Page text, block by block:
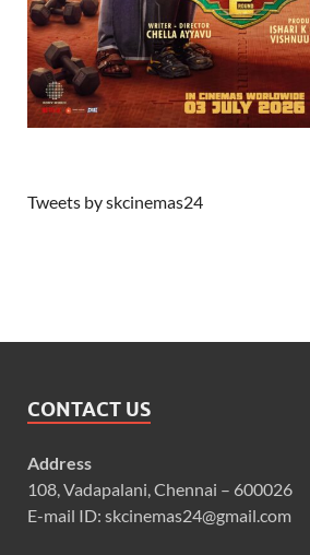
Tweets by skcinemas24
CONTACT US
Address
108, Vadapalani, Chennai – 600026
E-mail ID: skcinemas24@gmail.com